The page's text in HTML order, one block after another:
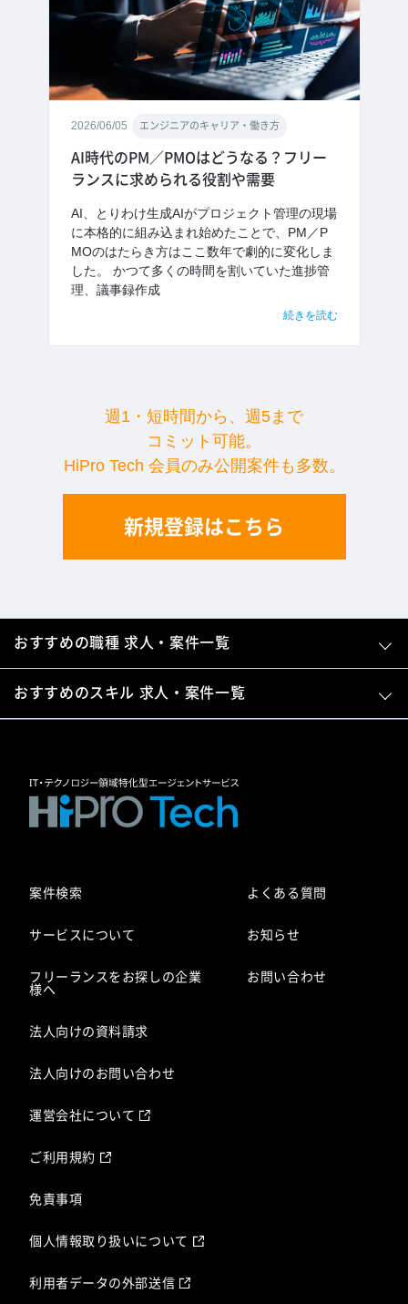
2026/06/05 エンジニアのキャリア・働き方
AI時代のPM／PMOはどうなる？フリー
ランスに求められる役割や需要
AI、とりわけ生成AIがプロジェクト管理の現場
に本格的に組み込まれ始めたことで、PM／P
MOのはたらき方はここ数年で劇的に変化しま
した。 かつて多くの時間を割いていた進捗管
理、議事録作成
続きを読む
週1・短時間から、週5まで
コミット可能。
HiPro Tech 会員のみ公開案件も多数。
新規登録はこちら
おすすめの職種 求人・案件一覧
おすすめのスキル 求人・案件一覧
案件検索
サービスについて
フリーランスをお探しの企業
様へ
法人向けの資料請求
法人向けのお問い合わせ
よくある質問
お知らせ
お問い合わせ
運営会社について
ご利用規約
免責事項
個人情報取り扱いについて
利用者データの外部送信